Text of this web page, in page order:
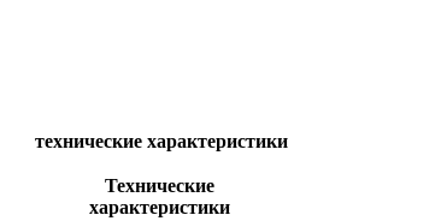
технические характеристики
Технические
характеристики